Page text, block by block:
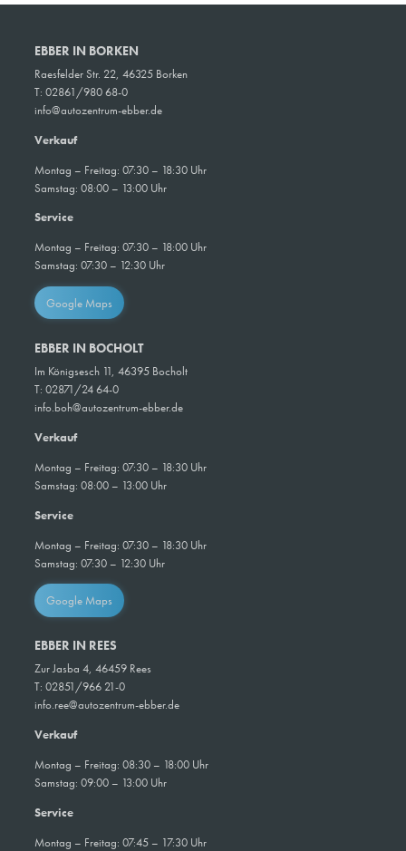
EBBER IN BORKEN
Raesfelder Str. 22, 46325 Borken
T: 02861/980 68-0
info@autozentrum-ebber.de
Verkauf
Montag – Freitag: 07:30 – 18:30 Uhr
Samstag: 08:00 – 13:00 Uhr
Service
Montag – Freitag: 07:30 – 18:00 Uhr
Samstag: 07:30 – 12:30 Uhr
Google Maps
EBBER IN BOCHOLT
Im Königsesch 11, 46395 Bocholt
T:02871/24 64-0
info.boh@autozentrum-ebber.de
Verkauf
Montag – Freitag: 07:30 – 18:30 Uhr
Samstag: 08:00 – 13:00 Uhr
Service
Montag – Freitag: 07:30 – 18:30 Uhr
Samstag: 07:30 – 12:30 Uhr
Google Maps
EBBER IN REES
Zur Jasba 4, 46459 Rees
T: 02851/966 21-0
info.ree@autozentrum-ebber.de
Verkauf
Montag – Freitag: 08:30 – 18:00 Uhr
Samstag: 09:00 – 13:00 Uhr
Service
Montag – Freitag: 07:45 – 17:30 Uhr